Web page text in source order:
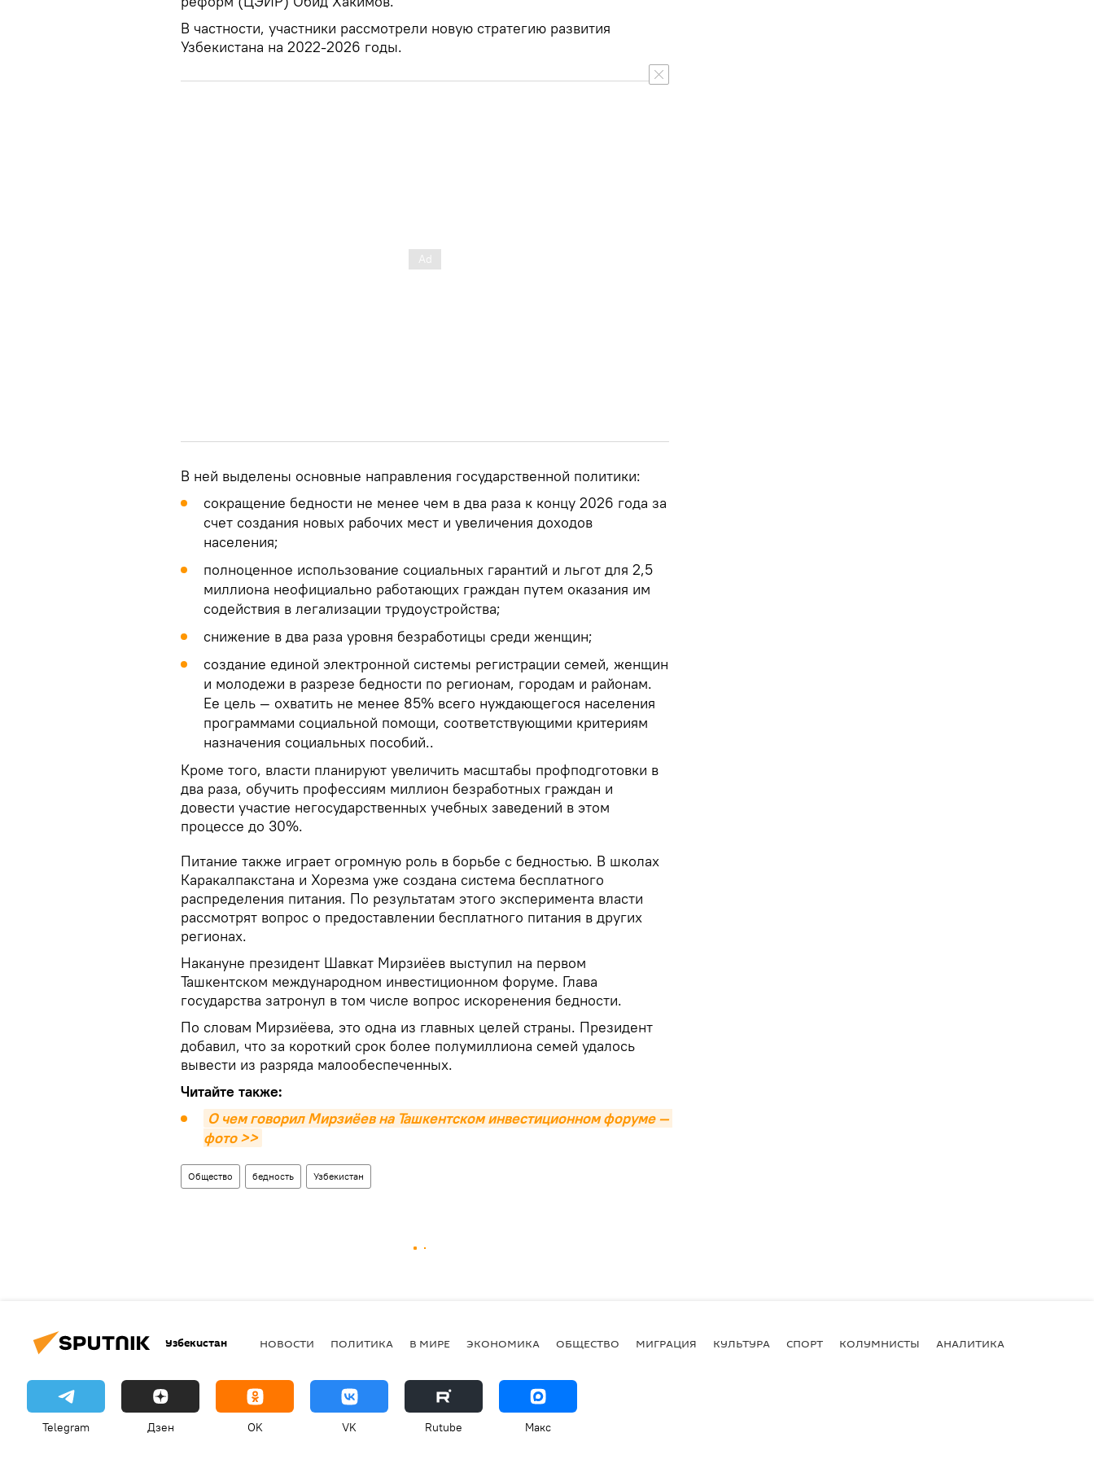
В частности, участники рассмотрели новую стратегию развития
Узбекистана на 2022-2026 годы.
В ней выделены основные направления государственной политики:
сокращение бедности не менее чем в два раза к концу 2026 года за
счет создания новых рабочих мест и увеличения доходов
населения;
полноценное использование социальных гарантий и льгот для 2,5
миллиона неофициально работающих граждан путем оказания им
содействия в легализации трудоустройства;
снижение в два раза уровня безработицы среди женщин;
создание единой электронной системы регистрации семей, женщин
и молодежи в разрезе бедности по регионам, городам и районам.
Ее цель — охватить не менее 85% всего нуждающегося населения
программами социальной помощи, соответствующими критериям
назначения социальных пособий..
Кроме того, власти планируют увеличить масштабы профподготовки в
два раза, обучить профессиям миллион безработных граждан и
довести участие негосударственных учебных заведений в этом
процессе до 30%.
Питание также играет огромную роль в борьбе с бедностью. В школах
Каракалпакстана и Хорезма уже создана система бесплатного
распределения питания. По результатам этого эксперимента власти
рассмотрят вопрос о предоставлении бесплатного питания в других
регионах.
Накануне президент Шавкат Мирзиёев выступил на первом
Ташкентском международном инвестиционном форуме. Глава
государства затронул в том числе вопрос искоренения бедности.
По словам Мирзиёева, это одна из главных целей страны. Президент
добавил, что за короткий срок более полумиллиона семей удалось
вывести из разряда малообеспеченных.
Читайте также:
О чем говорил Мирзиёев на Ташкентском инвестиционном форуме —
фото >>
Общество бедность Узбекистан
Узбекистан НОВОСТИ ПОЛИТИКА В МИРЕ ЭКОНОМИКА ОБЩЕСТВО МИГРАЦИЯ КУЛЬТУРА СПОРТ КОЛУМНИСТЫ АНАЛИТИКА
Telegram Дзен OK VK Rutube Макс